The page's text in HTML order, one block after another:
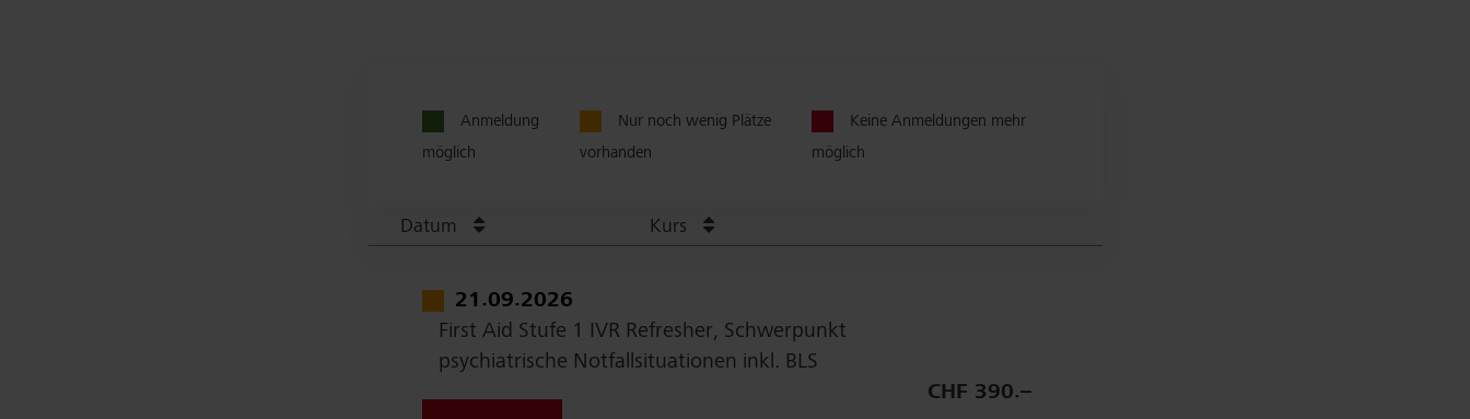
Anmeldung
möglich
Nur noch wenig Plätze
vorhanden
Keine Anmeldungen mehr
möglich
Datum Kurs
21.09.2026
First Aid Stufe 1 IVR Refresher, Schwerpunkt
psychiatrische Notfallsituationen inkl. BLS
CHF 390.–